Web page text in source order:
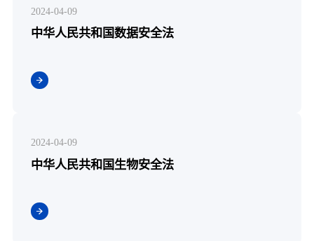
2024-04-09
中华人民共和国数据安全法
2024-04-09
中华人民共和国生物安全法